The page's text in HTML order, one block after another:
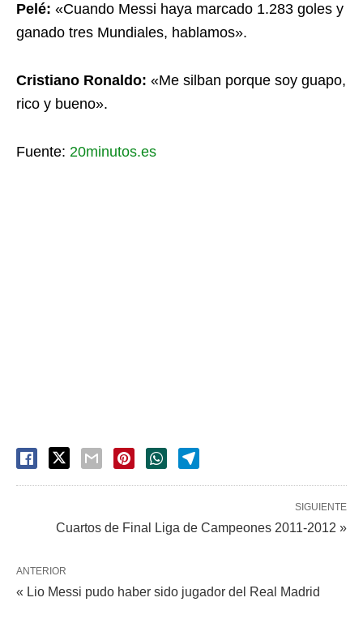
Pelé: «Cuando Messi haya marcado 1.283 goles y
ganado tres Mundiales, hablamos».
Cristiano Ronaldo: «Me silban porque soy guapo,
rico y bueno».
Fuente: 20minutos.es
SIGUIENTE
Cuartos de Final Liga de Campeones 2011-2012 »
ANTERIOR
« Lio Messi pudo haber sido jugador del Real Madrid